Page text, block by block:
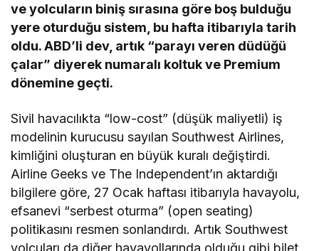
ve yolcuların biniş sırasına göre boş bulduğu
yere oturduğu sistem, bu hafta itibarıyla tarih
oldu. ABD’li dev, artık “parayı veren düdüğü
çalar” diyerek numaralı koltuk ve Premium
dönemine geçti.
Sivil havacılıkta “low-cost” (düşük maliyetli) iş
modelinin kurucusu sayılan Southwest Airlines,
kimliğini oluşturan en büyük kuralı değiştirdi.
Airline Geeks ve The Independent’ın aktardığı
bilgilere göre, 27 Ocak haftası itibarıyla havayolu,
efsanevi “serbest oturma” (open seating)
politikasını resmen sonlandırdı. Artık Southwest
yolcuları da diğer havayollarında olduğu gibi bilet